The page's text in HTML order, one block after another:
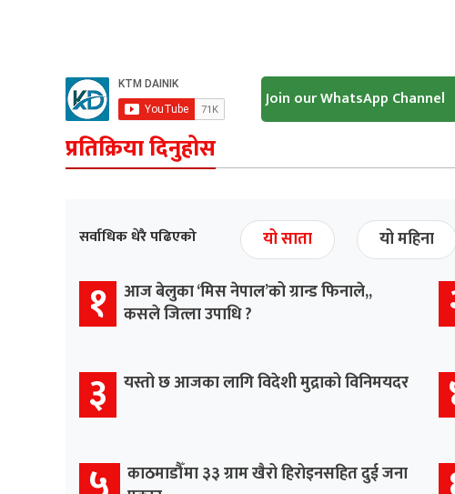
Join our WhatsApp Channel
प्रतिक्रिया दिनुहोस
सर्वाधिक धेरै पढिएको यो साता यो महिना
१ आज बेलुका ‘मिस नेपाल’को ग्रान्ड फिनाले,,
कसले जित्ला उपाधि ?
३ यस्तो छ आजका लागि विदेशी मुद्राको विनिमयदर
काठमाडौँमा ३३ ग्राम खैरो हिरोइनसहित दुई जना